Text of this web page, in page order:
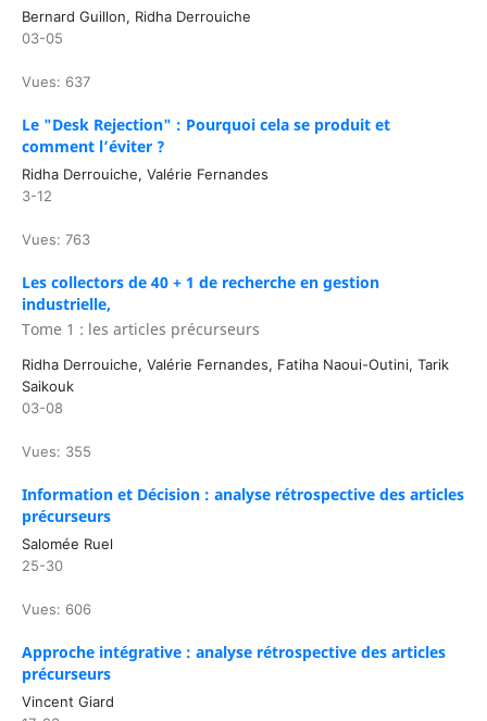
Bernard Guillon, Ridha Derrouiche
03-05
Vues: 637
Le "Desk Rejection" : Pourquoi cela se produit et
comment l’éviter ?
Ridha Derrouiche, Valérie Fernandes
3-12
Vues: 763
Les collectors de 40 + 1 de recherche en gestion
industrielle,
Tome 1 : les articles précurseurs
Ridha Derrouiche, Valérie Fernandes, Fatiha Naoui-Outini, Tarik
Saikouk
03-08
Vues: 355
Information et Décision : analyse rétrospective des articles
précurseurs
Salomée Ruel
25-30
Vues: 606
Approche intégrative : analyse rétrospective des articles
précurseurs
Vincent Giard